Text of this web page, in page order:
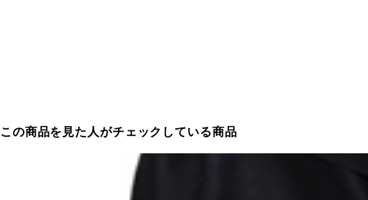
この商品を見た人がチェックしている商品